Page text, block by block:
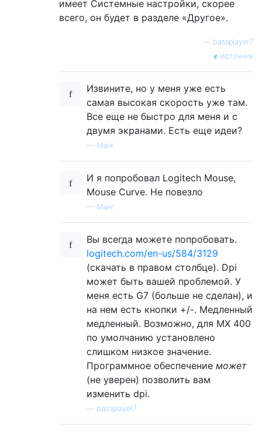
имеет Системные настройки, скорее
всего, он будет в разделе «Другое».
bassplayer7
источник
Извините, но у меня уже есть
самая высокая скорость уже там.
Все еще не быстро для меня и с
двумя экранами. Есть еще идеи?
— Манг
И я попробовал Logitech Mouse,
Mouse Curve. Не повезло
— Манг
Вы всегда можете попробовать.
logitech.com/en-us/584/3129
(скачать в правом столбце). Dpi
может быть вашей проблемой. У
меня есть G7 (больше не сделан), и
на нем есть кнопки +/-. Медленный
медленный. Возможно, для MX 400
по умолчанию установлено
слишком низкое значение.
Программное обеспечение может
(не уверен) позволить вам
изменить dpi.
bassplayer7